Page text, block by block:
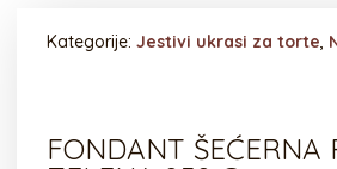
Kategorije: Jestivi ukrasi za torte,
FONDANT ŠEĆERNA